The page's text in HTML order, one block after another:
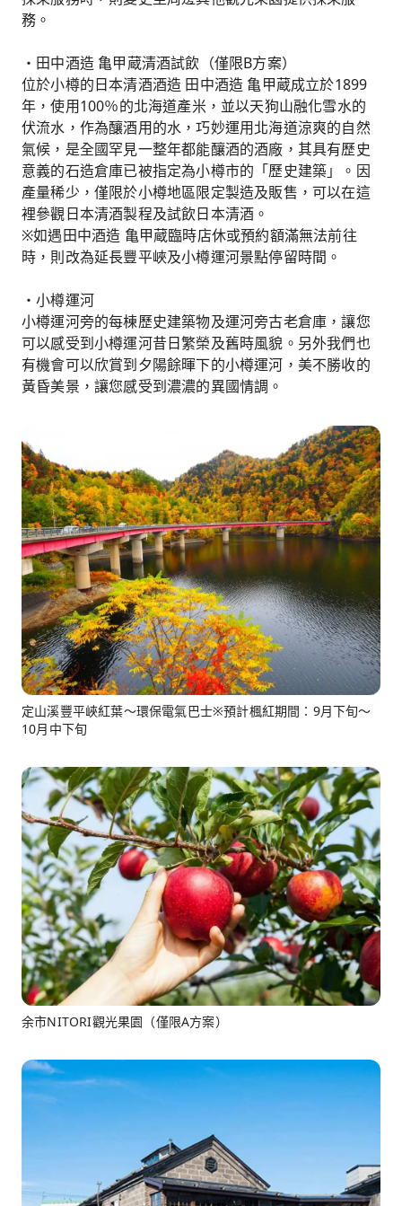
務。
・田中酒造 亀甲蔵清酒試飲（僅限B方案）
位於小樽的日本清酒酒造 田中酒造 亀甲蔵成立於1899
年，使用100％的北海道產米，並以天狗山融化雪水的
伏流水，作為釀酒用的水，巧妙運用北海道涼爽的自然
氣候，是全國罕見一整年都能釀酒的酒廠，其具有歷史
意義的石造倉庫已被指定為小樽市的「歷史建築」。因
產量稀少，僅限於小樽地區限定製造及販售，可以在這
裡參觀日本清酒製程及試飲日本清酒。
※如遇田中酒造 亀甲蔵臨時店休或預約額滿無法前往
時，則改為延長豐平峽及小樽運河景點停留時間。
・小樽運河
小樽運河旁的每棟歷史建築物及運河旁古老倉庫，讓您
可以感受到小樽運河昔日繁榮及舊時風貌。另外我們也
有機會可以欣賞到夕陽餘暉下的小樽運河，美不勝收的
黃昏美景，讓您感受到濃濃的異國情調。
定山溪豐平峽紅葉～環保電氣巴士※預計楓紅期間：9月下旬～
10月中下旬
余市NITORI觀光果園（僅限A方案）